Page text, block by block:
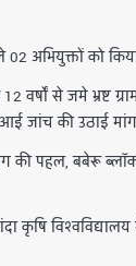
अभियुक्तों को
वर्षों से जमे भ्रष्ट
जांच की उठाई मांग
की पहल, बबेरू
कृषि